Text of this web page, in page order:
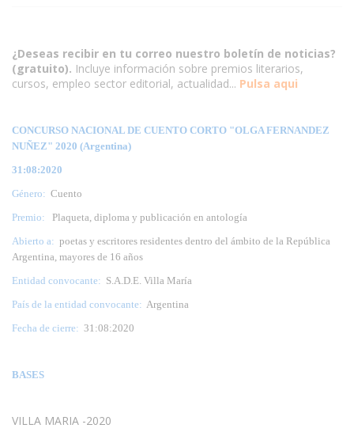
¿Deseas recibir en tu correo nuestro boletín de noticias?
(gratuito). Incluye información sobre premios literarios,
cursos, empleo sector editorial, actualidad... Pulsa aqui
CONCURSO NACIONAL DE CUENTO CORTO "OLGA FERNANDEZ
NUÑEZ" 2020 (Argentina)
31:08:2020
Género: Cuento
Premio:
Plaqueta, diploma y publicación en antología
Abierto a: poetas y escritores residentes dentro del ámbito de la República
Argentina, mayores de 16 años
Entidad convocante: S.A.D.E. Villa María
País de la entidad convocante: Argentina
Fecha de cierre: 31:08:2020
BASES
VILLA MARIA -2020